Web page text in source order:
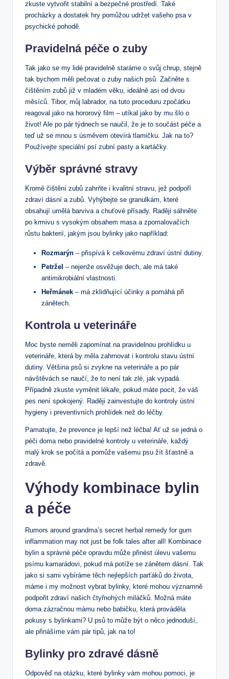
zkuste vytvořit stabilní a bezpečné prostředí. Také
procházky a dostatek hry pomůžou udržet vašeho psa v
psychické pohodě.
Pravidelná péče o zuby
Tak jako se my lidé pravidelně staráme o svůj chrup, stejně
tak bychom měli pečovat o zuby našich psů. Začněte s
čištěním zubů již v mladém věku, ideálně asi od dvou
měsíců. Tibor, můj labrador, na tuto proceduru zpočátku
reagoval jako na hororový film – utíkal jako by mu šlo o
život! Ale po pár týdnech se naučil, že je to součást péče a
teď už se mnou s úsměvem otevírá tlamičku. Jak na to?
Používejte speciální psí zubní pasty a kartáčky.
Výběr správné stravy
Kromě čištění zubů zahrňte i kvalitní stravu, jež podpoří
zdraví dásní a zubů. Vyhýbejte se granulkám, které
obsahují umělá barviva a chuťové přísady. Raději sáhněte
po krmivu s vysokým obsahem masa a zpomalovačích
růstu bakterií, jakým jsou bylinky jako například:
Rozmarýn – přispívá k celkovému zdraví ústní dutiny.
Petržel – nejenže osvěžuje dech, ale má také
antimikrobiální vlastnosti.
Heřmánek – má zklidňující účinky a pomáhá při
zánětech.
Kontrola u veterináře
Moc byste neměli zapomínat na pravidelnou prohlídku u
veterináře, která by měla zahrnovat i kontrolu stavu ústní
dutiny. Většina psů si zvykne na veterináře a po pár
návštěvách se naučí, že to není tak zlé, jak vypadá.
Případně zkuste vyměnit lékaře, pokud máte pocit, že váš
pes není spokojený. Raději zainvestujte do kontroly ústní
hygieny i preventivních prohlídek než do léčby.
Pamatujte, že prevence je lepší než léčba! Ať už se jedná o
péči doma nebo pravidelné kontroly u veterináře, každý
malý krok se počítá a pomůže vašemu psu žít šťastně a
zdravě.
Výhody kombinace bylin
a péče
Rumors around grandma’s secret herbal remedy for gum
inflammation may not just be folk tales after all! Kombinace
bylin a správné péče opravdu může přinést úlevu vašemu
psímu kamarádovi, pokud má potíže se zánětem dásní. Tak
jako si sami vybíráme těch nejlepších parťáků do života,
máme i my možnost vybrat bylinky, které mohou významně
podpořit zdraví našich čtyřnohých miláčků. Možná máte
doma zázračnou mámu nebo babičku, která prováděla
pokusy s bylinkami? U psů to může být o něco jednoduší,
ale přinášíme vám pár tipů, jak na to!
Bylinky pro zdravé dásně
Odpověď na otázku, které bylinky vám mohou pomoci, je